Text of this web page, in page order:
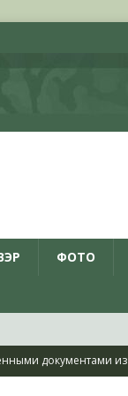
ФОТО
документами из